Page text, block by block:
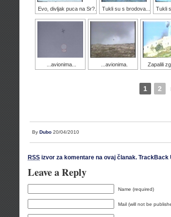
Evo, divljak puca na Sr?. Tukli su s brodova... Tukli
...avionima... ...avionima. Zapalili
1 2
By Dubo 20/04/2010
RSS izvor za komentare na ovaj članak. TrackBack
Leave a Reply
Name (required)
Mail (will not be